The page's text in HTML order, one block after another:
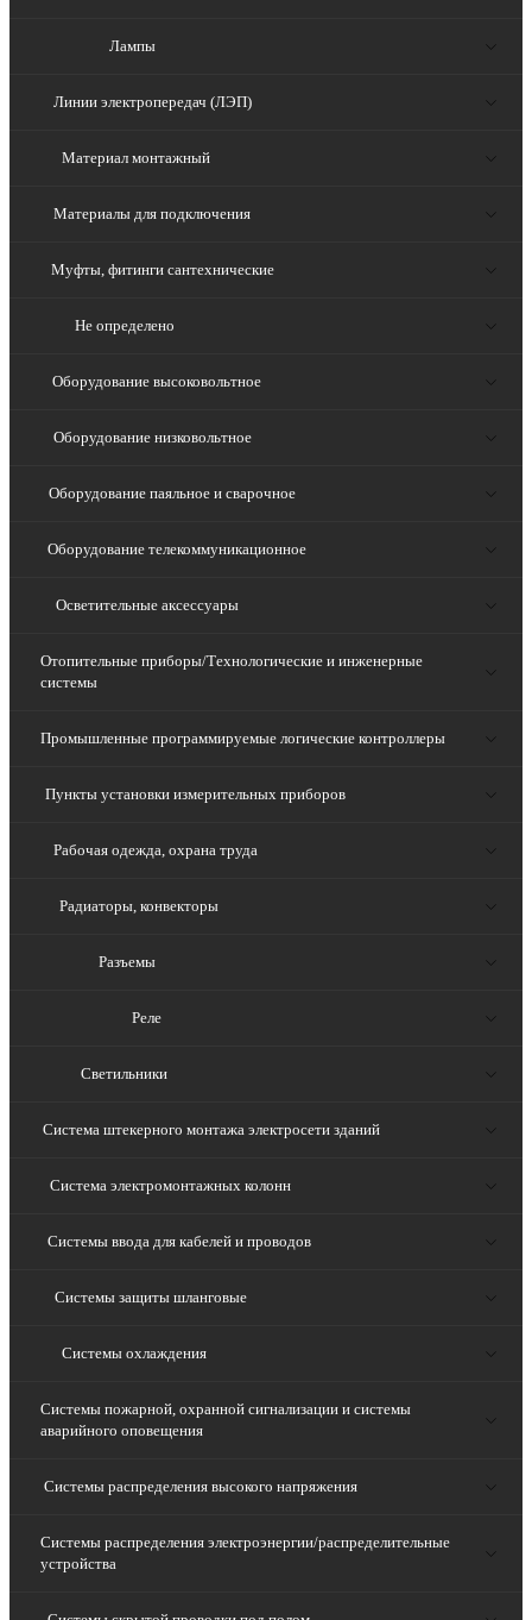
Лампы
Линии электропередач (ЛЭП)
Материал монтажный
Материалы для подключения
Муфты, фитинги сантехнические
Не определено
Оборудование высоковольтное
Оборудование низковольтное
Оборудование паяльное и сварочное
Оборудование телекоммуникационное
Осветительные аксессуары
Отопительные приборы/Технологические и инженерные
системы
Промышленные программируемые логические контроллеры
Пункты установки измерительных приборов
Рабочая одежда, охрана труда
Радиаторы, конвекторы
Разъемы
Реле
Светильники
Система штекерного монтажа электросети зданий
Система электромонтажных колонн
Системы ввода для кабелей и проводов
Системы защиты шланговые
Системы охлаждения
Системы пожарной, охранной сигнализации и системы
аварийного оповещения
Системы распределения высокого напряжения
Системы распределения электроэнергии/распределительные
устройства